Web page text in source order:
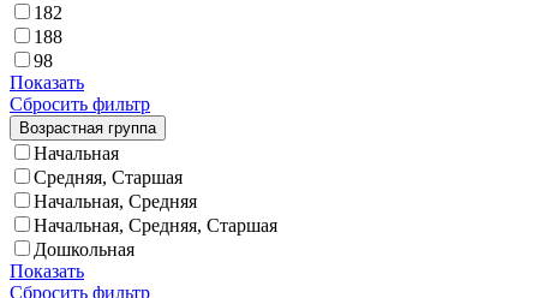
182
188
98
Показать
Сбросить фильтр
Возрастная группа
Начальная
Средняя, Старшая
Начальная, Средняя
Начальная, Средняя, Старшая
Дошкольная
Показать
Сбросить фильтр